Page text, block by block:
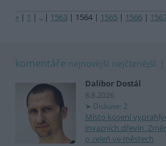
« | 1 | .. | 1563 | 1564 | 1565 | 1566 |
komentáře nejnovější nejčtenější
Dalibor Dostál
8.8.2026
Diskuse: 2
Místo kosení
invazních dřevin.
o zeleň ve městech